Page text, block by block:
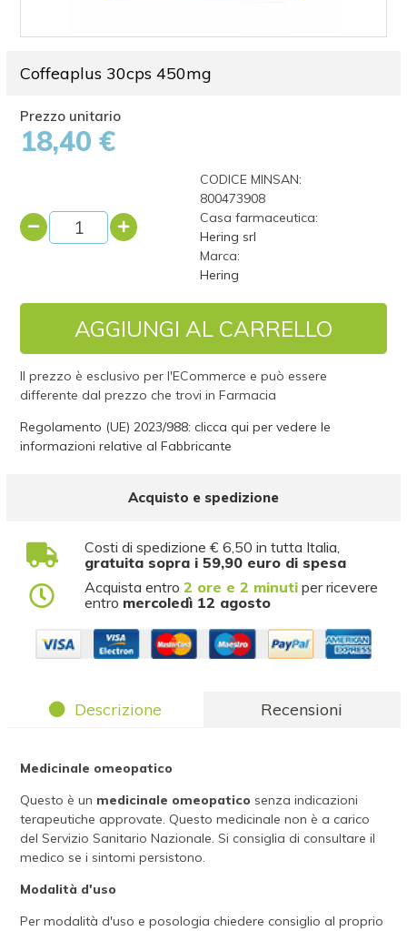
Coffeaplus 30cps 450mg
18,40 €
CODICE MINSAN:
800473908
Casa farmaceutica:
Hering srl
Marca:
Hering
AGGIUNGI AL CARRELLO
Il prezzo è esclusivo per l'ECommerce e può essere
differente dal prezzo che trovi in Farmacia
Regolamento (UE) 2023/988: clicca qui per vedere le
informazioni relative al Fabbricante
Acquisto e spedizione
Costi di spedizione € 6,50 in tutta Italia,
gratuita sopra i 59,90 euro di spesa
Acquista entro2 ore e 2 minuti per ricevere
entro mercoledì 12 agosto
Descrizione Recensioni
Medicinale omeopatico
Questo è un medicinale omeopatico senza indicazioni
terapeutiche approvate. Questo medicinale non è a carico
del Servizio Sanitario Nazionale. Si consiglia di consultare il
medico se i sintomi persistono.
Modalità d'uso
Per modalità d'uso e posologia chiedere consiglio al proprio